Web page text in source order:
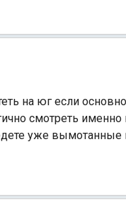
на юг если
смотреть
уже вымотанные